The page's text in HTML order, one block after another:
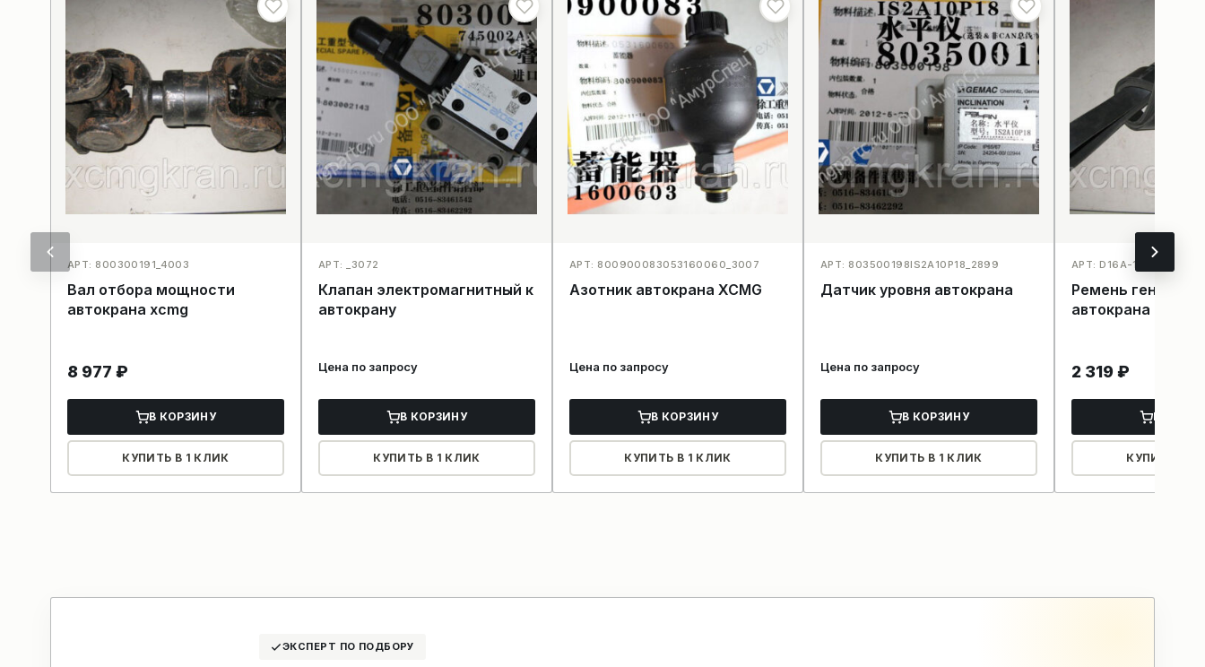
АРТ: 800300191_4003
Вал отбора мощности
автокрана xcmg
8 977 ₽
В КОРЗИНУ
КУПИТЬ В 1 КЛИК
АРТ: _3072
Клапан электромагнитный к
автокрану
Цена по запросу
В КОРЗИНУ
КУПИТЬ В 1 КЛИК
АРТ: 800900083053160060_3007
Азотник автокрана XCMG
Цена по запросу
В КОРЗИНУ
КУПИТЬ В 1 КЛИК
АРТ: 803500198IS2A10P18_2899
Датчик уровня автокрана
Цена по запросу
В КОРЗИНУ
КУПИТЬ В 1 КЛИК
АРТ: D16А-106-40_4001
Ремень
автокрана
2 319₽
В
КУПИТЬ В 1
ЭКСПЕРТ ПО ПОДБОРУ